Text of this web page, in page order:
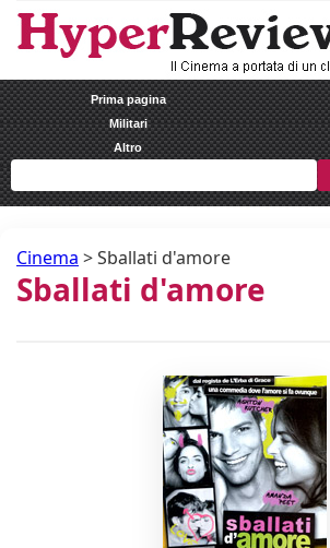
Prima pagina
Militari
Altro
Cinema >Sballati d'amore
Sballati d'amore